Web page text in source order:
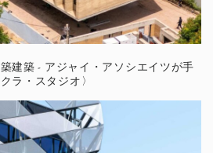
建築 - アジャイ・アソシエイツが手
ラ・スタジオ〉